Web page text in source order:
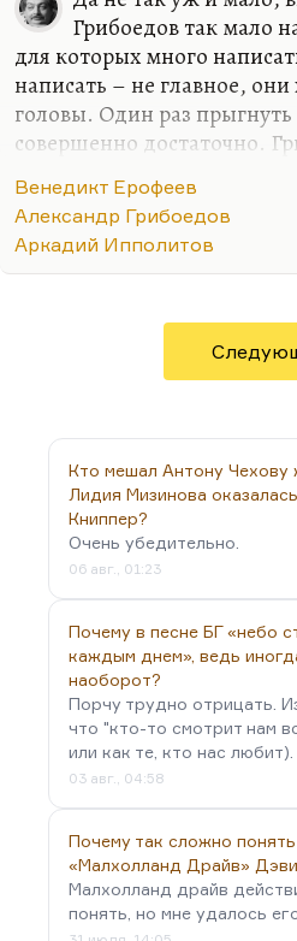
Грибоедов так мало
для которых много
написать – не главное,
головы. Один раз
совершенно достаточно.
потрясающую
хороший очерк о
года, такой
дипломатических, и
завоеваний. Повторять их
Он ещё задумывал пред
риторична. Но думаю, что,
Тынянов не ошибался,…
Венедикт Ерофеев
Александр Грибоедов
Аркадий Ипполитов
Кто мешал Антону Чехову
Лидия Мизинова
Книппер?
Очень убедительно.
06 авг., 01:23
Почему в песне БГ «небо
каждым днем», ведь
наоборот?
Порчу трудно отрицать.
что "кто-то смотрит нам
или как те, кто нас любит).
03 авг., 04:58
Почему так сложно
«Малхолланд Драйв»
Малхолланд драйв
понять, но мне удалось